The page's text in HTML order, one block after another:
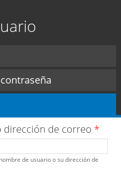
dirección de correo *
de usuario o su dirección de